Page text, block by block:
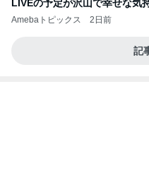
LIVEの予定が沢山で幸せな気
Amebaトピックス 2日前
記